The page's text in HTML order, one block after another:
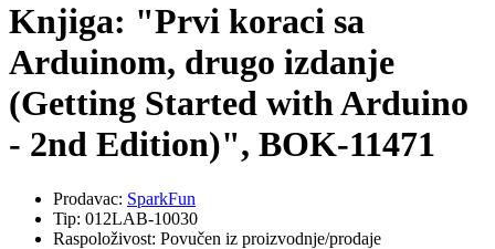
Knjiga: "Prvi koraci sa
Arduinom, drugo izdanje
(Getting Started with Arduino
- 2nd Edition)", BOK-11471
Prodavac: SparkFun
Tip: 012LAB-10030
Raspoloživost: Povučen iz proizvodnje/prodaje